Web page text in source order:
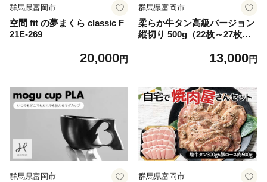
群馬県富岡市
空間 fit の夢まくら classic F
21E-269
20,000円
群馬県富岡市
柔らか牛タン高級バージョン
縦切り 500g（22枚～27枚）
キャンプ 味付き 冷凍焼肉 牛
13,000円
群馬県富岡市 群馬県富岡市